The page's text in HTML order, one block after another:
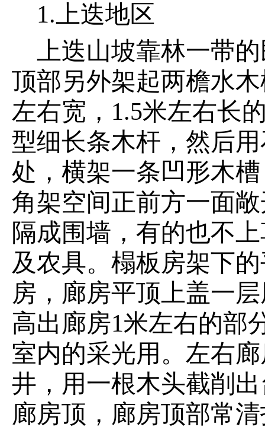
1.上迭地区
上迭山坡靠林一带
顶部另外架起两檐水
左右宽，1.5米左右长
型细长条木杆，然后
处，横架一条凹形木
角架空间正前方一面
隔成围墙，有的也不
及农具。榻板房架下
房，廊房平顶上盖一
高出廊房1米左右的部
室内的采光用。左右
井，用一根木头截削
廊房顶，廊房顶部常